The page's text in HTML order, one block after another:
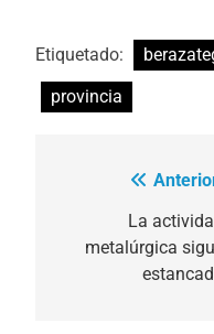
Etiquetado:
provincia
Navegación
entradas
La
metalúrgica